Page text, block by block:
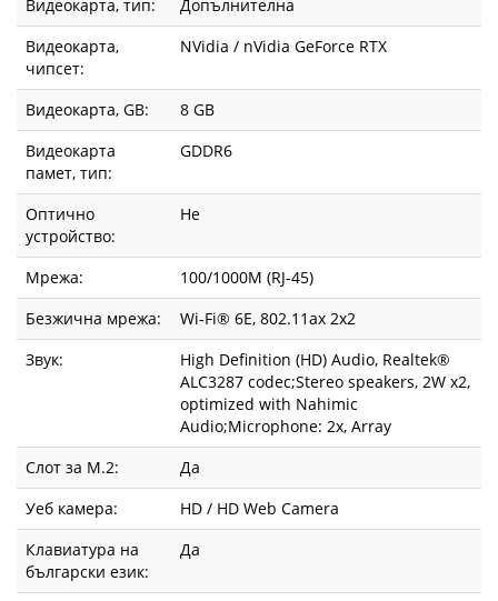
Видеокарта, тип:
Допълнителна
Видеокарта,
чипсет:
NVidia / nVidia GeForce RTX
Видеокарта, GВ:
8 GB
Видеокарта
памет, тип:
GDDR6
Оптично
устройство:
Не
Мрежа:
100/1000M (RJ-45)
Безжична мрежа:
Wi-Fi® 6E, 802.11ax 2x2
Звук:
High Definition (HD) Audio, Realtek®
ALC3287 codec;Stereo speakers, 2W x2,
optimized with Nahimic
Audio;Microphone: 2x, Array
Слот за М.2:
Да
Уеб камера:
HD / HD Web Camera
Клавиатура на
български език:
Да